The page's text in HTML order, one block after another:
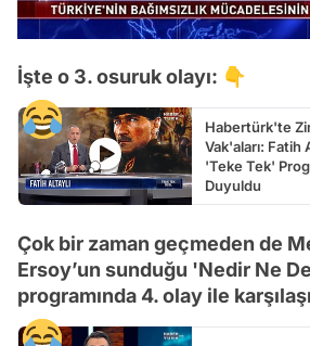
İşte o 3. osuruk olayı: 👇
Habertürk'te
Vak'aları: Fatih
'Teke Tek'
Duyuldu
Çok bir zaman geçmeden de
Ersoy’un sunduğu 'Nedir Ne
programında 4. olay ile